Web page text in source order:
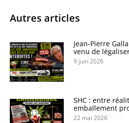
Autres articles
Jean-Pierre
venu de
9 juin 2026
SHC : entre
emballement
22 mai 2026